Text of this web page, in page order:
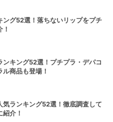
ング52選！落ちないリップをプチ
ンキング52選！プチプラ・デパコ
商品も登場！
気ランキング52選！徹底調査して
介！